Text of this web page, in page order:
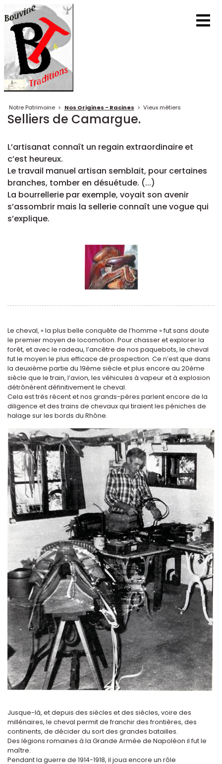
Notre Patrimoine > Nos Origines - Racines > Vieux métiers
Selliers de Camargue.
L’artisanat connaît un regain extraordinaire et
c’est heureux.
Le travail manuel artisan semblait, pour certaines
branches, tomber en désuétude. (...)
La bourrellerie par exemple, voyait son avenir
s’assombrir mais la sellerie connaît une vogue qui
s’explique.
Le cheval, « la plus belle conquête de l’homme » fut sans doute
le premier moyen de locomotion. Pour chasser et explorer la
forêt, et avec le radeau, l’ancêtre de nos paquebots, le cheval
fut le moyen le plus efficace de prospection. Ce n’est que dans
la deuxième partie du 19ème siècle et plus encore au 20ème
siècle que le train, l’avion, les véhicules à vapeur et à explosion
détrônèrent définitivement le cheval.
Cela est très récent et nos grands-pères parlent encore de la
diligence et des trains de chevaux qui tiraient les péniches de
halage sur les bords du Rhône.
Jusque-là, et depuis des siècles et des siècles, voire des
millénaires, le cheval permit de franchir des frontières, des
continents, de décider du sort des grandes batailles.
Des légions romaines à la Grande Armée de Napoléon il fut le
maître.
Pendant la guerre de 1914-1918, il joua encore un rôle